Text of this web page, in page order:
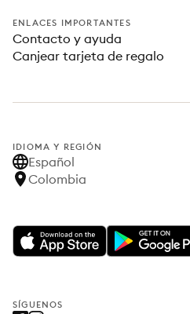
ENLACES IMPORTANTES
Contacto y ayuda
Canjear tarjeta de regalo
IDIOMA Y REGIÓN
Español
Colombia
SÍGUENOS